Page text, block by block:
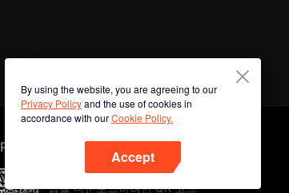
By using the website, you are agreeing to our
Privacy Policyand the use of cookies in
accordance with ourCookie Policy.
Accept
Phone
앱을 다운로드하려면 QR 코드